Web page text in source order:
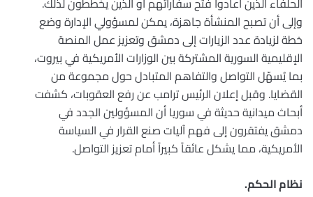
وإلى أن تصبح المنشأة جاهزة، يمكن لمسؤولي الإدارة وضع
خطة لزيادة عدد الزيارات إلى دمشق وتعزيز عمل المنصة
الإقليمية السورية المشتركة بين الوزارات الأمريكية في بيروت،
بما يُسهّل التواصل والتفاهم المتبادل حول مجموعة من
القضايا. وقبل إعلان الرئيس ترامب عن رفع العقوبات، كشفت
أبحاث ميدانية حديثة في سوريا أن المسؤولين الجدد في
دمشق يفتقرون إلى فهم آليات صنع القرار في السياسة
الأمريكية، مما يشكل عائقاً كبيراً أمام تعزيز التواصل.
نظام الحكم.